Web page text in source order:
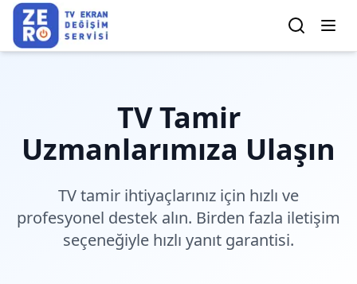
TV Tamir
Uzmanlarımıza Ulaşın
TV tamir ihtiyaçlarınız için hızlı ve
profesyonel destek alın. Birden fazla iletişim
seçeneğiyle hızlı yanıt garantisi.